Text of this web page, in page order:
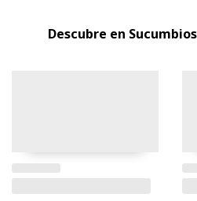
Descubre en Sucumbios